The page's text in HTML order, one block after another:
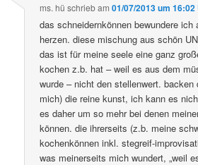
ms. hü schriebam01/07/2013 um 16:02
das schneidernkönnen bewundere ich
herzen. diese mischung aus schön
das ist für meine seele eine ganz
kochen z.b. hat – weil es aus dem
wurde – nicht den stellenwert. backen
mich) die reine kunst, ich kann es
es daher um so mehr bei denen
können. die ihrerseits (z.b. meine
kochenkönnen inkl. stegreif-
was meinerseits mich wundert, „weil